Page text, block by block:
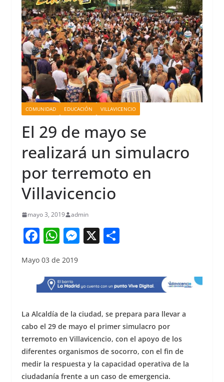
COMUNIDAD EDUCACIÓN VILLAVICENCIO
El 29 de mayo se
realizará un simulacro
por terremoto en
Villavicencio
mayo 3, 2019 admin
F
c
e
b
o
o
k
W
at
s
A
p
p
M
e
n
g
er
X S
e
Mayo 03 de 2019
La Alcaldía de la ciudad, se prepara para llevar a
cabo el 29 de mayo el primer simulacro por
terremoto en Villavicencio, con el apoyo de los
diferentes organismos de socorro, con el fin de
medir la respuesta y la capacidad operativa de la
ciudadanía frente a un caso de emergencia.